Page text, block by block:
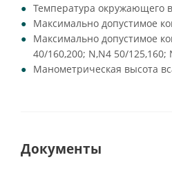
Температура окружающего
Максимально допустимое
Максимально допустимое
40/160,200; N,N4 50/125,160;
Манометрическая высота
Документы